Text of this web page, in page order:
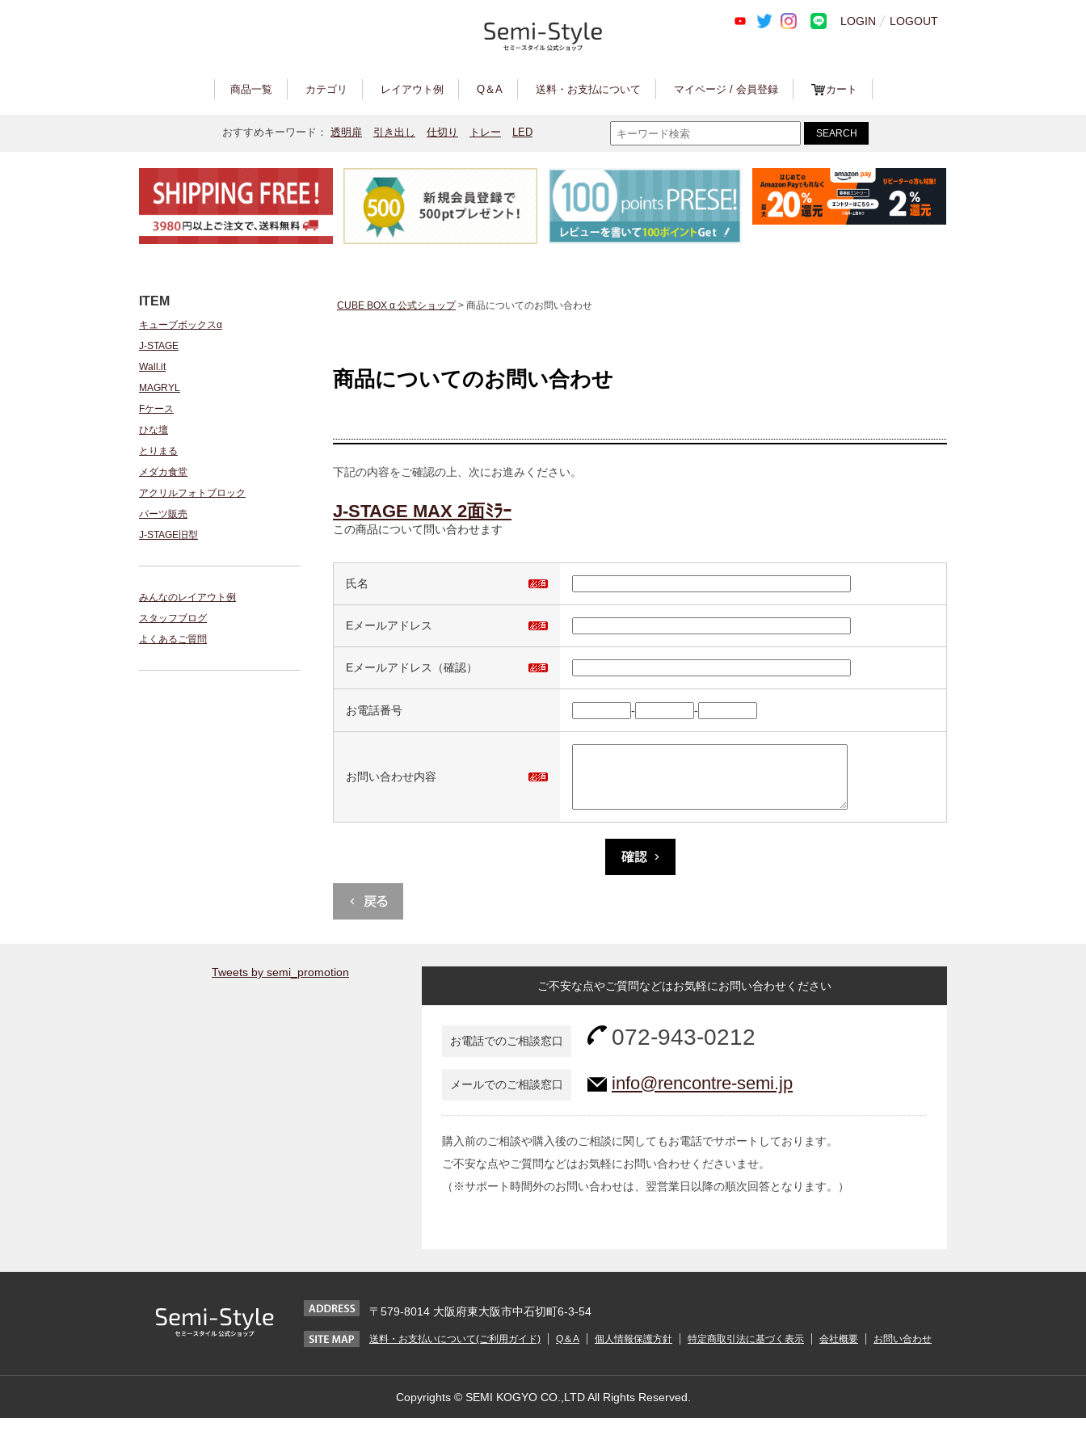
LOGIN LOGOUT
商品一覧 カテゴリ レイアウト例 Q＆A 送料・お支払について マイページ / 会員登録 カート
おすすめキーワード： 透明扉 引き出し 仕切り トレー LED
ITEM
キューブボックスα
J-STAGE
Wall.it
MAGRYL
Fケース
ひな壇
とりまる
メダカ食堂
アクリルフォトブロック
パーツ販売
J-STAGE旧型
みんなのレイアウト例
スタッフブログ
よくあるご質問
CUBE BOX α 公式ショップ> 商品についてのお問い合わせ
商品についてのお問い合わせ
下記の内容をご確認の上、次にお進みください。
J-STAGE MAX 2面ﾐﾗｰ
この商品について問い合わせます
氏名
Eメールアドレス
Eメールアドレス（確認）
お電話番号 - -
お問い合わせ内容
Tweets by semi_promotion
ご不安な点やご質問などはお気軽にお問い合わせください
お電話でのご相談窓口 072-943-0212
メールでのご相談窓口 info@rencontre-semi.jp
購入前のご相談や購入後のご相談に関してもお電話でサポートしております。
ご不安な点やご質問などはお気軽にお問い合わせくださいませ。
（※サポート時間外のお問い合わせは、翌営業日以降の順次回答となります。）
〒579-8014 大阪府東大阪市中石切町6-3-54
送料・お支払いについて(ご利用ガイド) Q＆A 個人情報保護方針 特定商取引法に基づく表示 会社概要 お問い合わせ
Copyrights © SEMI KOGYO CO.,LTD All Rights Reserved.